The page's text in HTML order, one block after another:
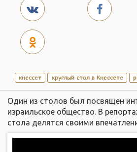
кнессет круглый стол в Кнессете
Один из столов был посвящен
израильское общество. В
стола делятся своими